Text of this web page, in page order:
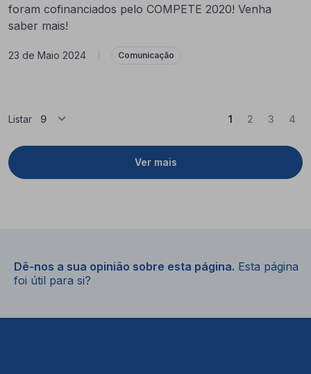
foram cofinanciados pelo COMPETE 2020! Venha
saber mais!
23 de Maio 2024 Comunicação
Listar
Ver mais
1 (Atual)
2 3 4
Dê-nos a sua opinião sobre esta página. Esta página
foi útil para si?